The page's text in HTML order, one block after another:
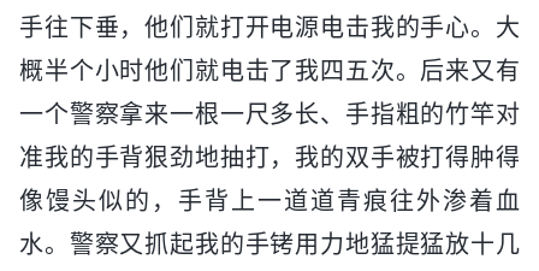
手往下垂，他们就打开电源电击我的手心。大
概半个小时他们就电击了我四五次。后来又有
一个警察拿来一根一尺多长、手指粗的竹竿对
准我的手背狠劲地抽打，我的双手被打得肿得
像馒头似的，手背上一道道青痕往外渗着血
水。警察又抓起我的手铐用力地猛提猛放十几